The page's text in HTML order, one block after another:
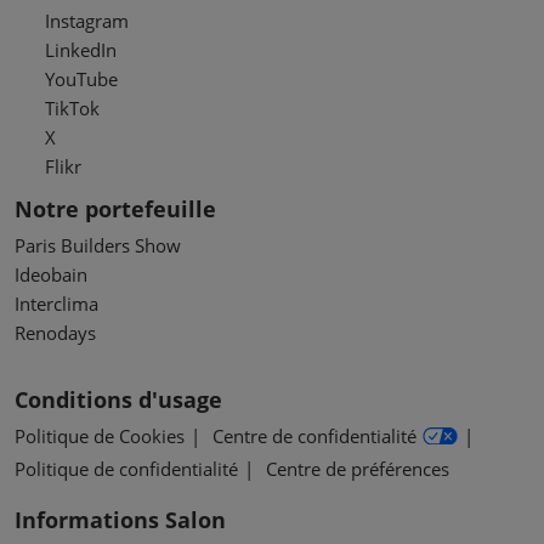
Instagram
LinkedIn
YouTube
TikTok
X
Flikr
Notre portefeuille
Paris Builders Show
Ideobain
Interclima
Renodays
Conditions d'usage
Politique de Cookies
Centre de confidentialité
Politique de confidentialité
Centre de préférences
Informations Salon